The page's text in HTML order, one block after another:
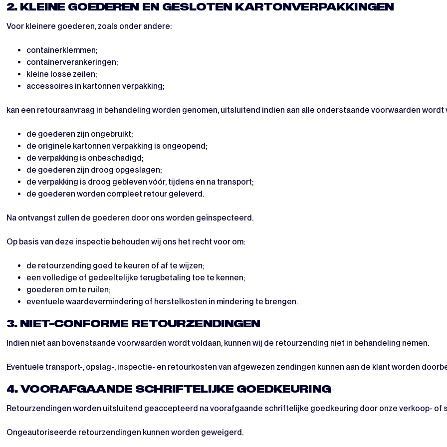
2. KLEINE GOEDEREN EN GESLOTEN KARTONVERPAKKINGEN
Voor kleinere goederen, zoals onder andere:
containerklemmen;
containerverankeringen;
kleine losse zeilen;
accessoires in kartonnen verpakking;
kan een retouraanvraag in behandeling worden genomen, uitsluitend indien aan alle onderstaande voorwaarden wordt
de goederen zijn ongebruikt;
de originele kartonnen verpakking is ongeopend;
de verpakking is onbeschadigd;
de goederen zijn droog opgeslagen;
de verpakking is droog gebleven vóór, tijdens en na transport;
de goederen worden compleet retour geleverd.
Na ontvangst zullen de goederen door ons worden geïnspecteerd.
Op basis van deze inspectie behouden wij ons het recht voor om:
de retourzending goed te keuren of af te wijzen;
een volledige of gedeeltelijke terugbetaling toe te kennen;
goederen om te ruilen;
eventuele waardevermindering of herstelkosten in mindering te brengen.
3. NIET-CONFORME RETOURZENDINGEN
Indien niet aan bovenstaande voorwaarden wordt voldaan, kunnen wij de retourzending niet in behandeling nemen.
Eventuele transport-, opslag-, inspectie- en retourkosten van afgewezen zendingen kunnen aan de klant worden
4. VOORAFGAANDE SCHRIFTELIJKE GOEDKEURING
Retourzendingen worden uitsluitend geaccepteerd na voorafgaande schriftelijke goedkeuring door onze verkoop- of
Ongeautoriseerde retourzendingen kunnen worden geweigerd.